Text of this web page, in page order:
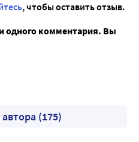
, чтобы оставить отзыв.
одного комментария. Вы
(175)